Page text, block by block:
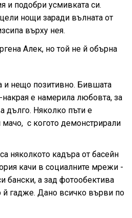
и подобри усмивката си.
нощи заради вълната от
върху нея.
Алек, но той не й обърна
и нещо позитивно. Бившата
е намерила любовта, за
дълго. Няколко пъти е
мачо, с когото демонстрирали
няколкото кадъра от басейн
качи в социалните мрежи -
бански, а зад фотообектива
й гадже. Дано всичко върви по